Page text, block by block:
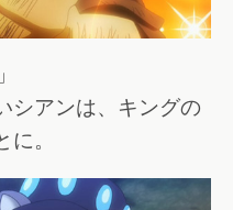
シアンは、キングの
。